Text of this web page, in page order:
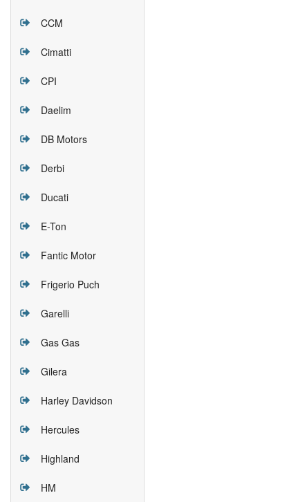
CCM
Cimatti
CPI
Daelim
DB Motors
Derbi
Ducati
E-Ton
Fantic Motor
Frigerio Puch
Garelli
Gas Gas
Gilera
Harley Davidson
Hercules
Highland
HM